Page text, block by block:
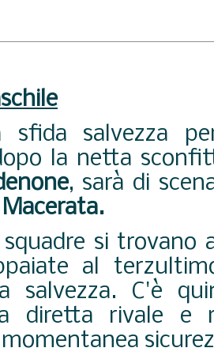
sfida salvezza
la netta
, sarà di
Macerata.
squadre si
al
salvezza. C'è
diretta rivale e